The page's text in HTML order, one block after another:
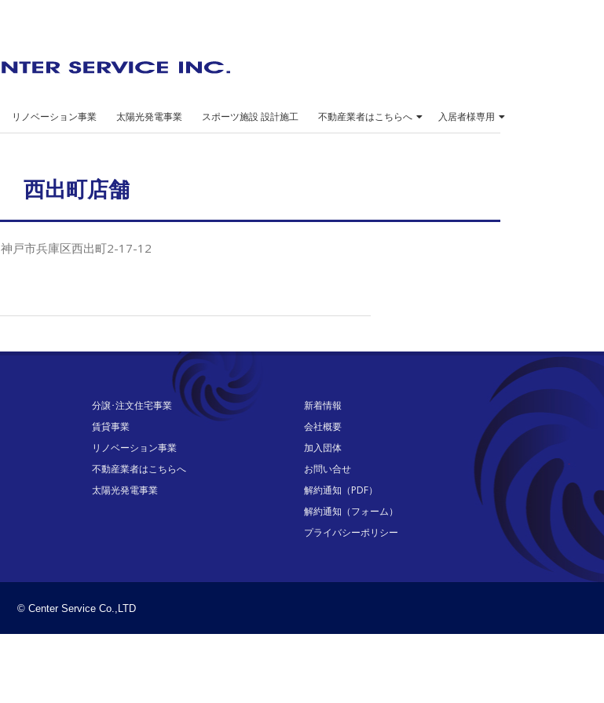
リノベーション事業 太陽光発電事業 スポーツ施設 設計施工 不動産業者はこちらへ 入居者様専用
西出町店舗
神戸市兵庫区西出町2-17-12
分譲･注文住宅事業
賃貸事業
リノベーション事業
不動産業者はこちらへ
太陽光発電事業
新着情報
会社概要
加入団体
お問い合せ
解約通知（PDF）
解約通知（フォーム）
プライバシーポリシー
© Center Service Co.,LTD